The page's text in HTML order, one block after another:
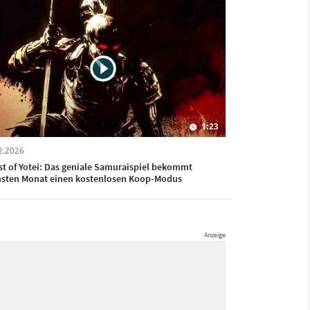
1:23
of Yotei: Das geniale Samuraispiel bekommt
Monat einen kostenlosen Koop-Modus